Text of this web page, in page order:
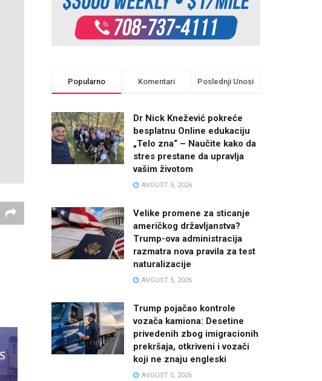
Popularno Komentari Poslednji Unosi
Dr Nick Knežević pokreće
besplatnu Online edukaciju
„Telo zna“ – Naučite kako da
stres prestane da upravlja
vašim životom
AVGUST 5, 2026
Velike promene za sticanje
američkog državljanstva?
Trump-ova administracija
razmatra nova pravila za test
naturalizacije
AVGUST 5, 2026
Trump pojačao kontrole
vozača kamiona: Desetine
privedenih zbog imigracionih
prekršaja, otkriveni i vozači
koji ne znaju engleski
AVGUST 5, 2026